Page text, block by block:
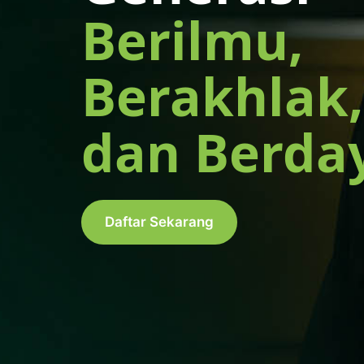
Berilmu,
Berakhlak,
dan
Daftar Sekarang